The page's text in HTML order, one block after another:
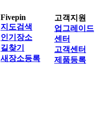
Fivepin
지도검색
인기장소
길찾기
새장소등록
고객지원
업그레이드
센터
고객센터
제품등록